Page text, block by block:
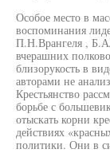
Особое место в
воспоминания
П.Н.Врангеля ,
вчерашних
близорукость в
авторами не
Крестьянство
борьбе с
отыскать корни
действиях
политики. Они в